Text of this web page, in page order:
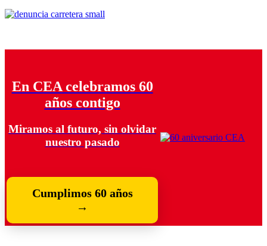
En CEA celebramos 60
años contigo
Miramos al futuro, sin olvidar
nuestro pasado
Cumplimos 60 años
→